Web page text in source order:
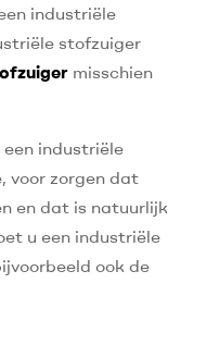
industriële
stofzuiger
misschien
industriële
voor zorgen dat
en dat is natuurlijk
u een industriële
ook de